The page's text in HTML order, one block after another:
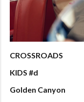
CROSSROADS
KIDS #d
Golden Canyon